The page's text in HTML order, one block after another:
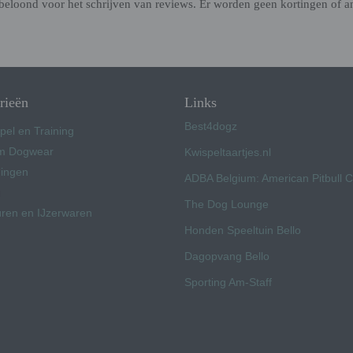
voor het schrijven van reviews. Er worden geen kortingen of
en Training
Dogwear
en IJzerwaren
Links
Best4dogz
Kwispeltaartjes.nl
ADBA Belgium: American Pitbull
The Dog Lounge
Honden Speeltuin Bello
Dagopvang Bello
Sporting Am-Staff